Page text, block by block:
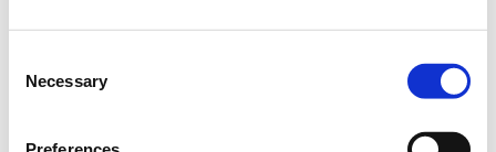
Selection
Necessary
Γλώσσα Εισήγησης:Ελληνικά
Ανάλυση δημόσιων οικονομικών στοιχείων
Η περίοδος
εγγραφών έχει